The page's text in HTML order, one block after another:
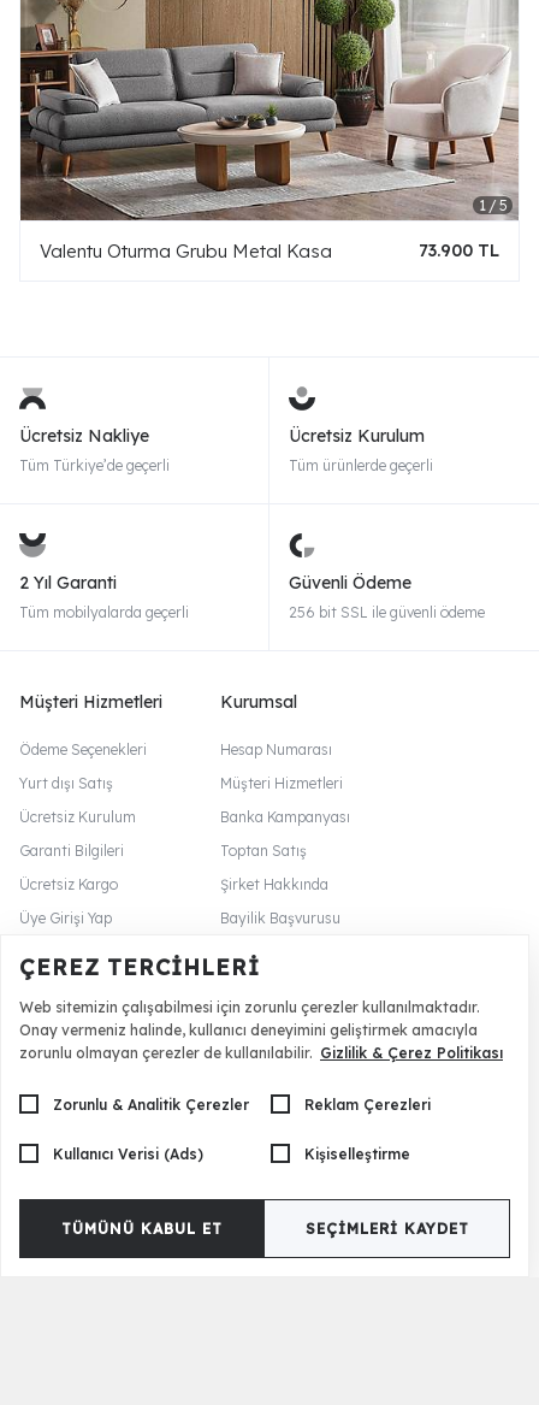
Valentu Oturma Grubu Metal Kasa 73.900 TL
Ücretsiz Nakliye
Tüm Türkiye’de geçerli
Ücretsiz Kurulum
Tüm ürünlerde geçerli
2 Yıl Garanti
Tüm mobilyalarda geçerli
Güvenli Ödeme
256 bit SSL ile güvenli ödeme
Müşteri Hizmetleri
Ödeme Seçenekleri
Yurt dışı Satış
Ücretsiz Kurulum
Garanti Bilgileri
Ücretsiz Kargo
Üye Girişi Yap
Mimari Hizmet
İade Politikası
Kurumsal
Hesap Numarası
Müşteri Hizmetleri
Banka Kampanyası
Toptan Satış
Şirket Hakkında
Bayilik Başvurusu
Yıldızlı Fırsatlar
Global Site
Blog Sayfa
İletişim
0532 565 91 73
ÇEREZ TERCIHLERI
Web sitemizin çalışabilmesi için zorunlu çerezler kullanılmaktadır.
Onay vermeniz halinde, kullanıcı deneyimini geliştirmek amacıyla
zorunlu olmayan çerezler de kullanılabilir. Gizlilik & Çerez Politikası
Zorunlu & Analitik Çerezler Reklam Çerezleri
Kullanıcı Verisi (Ads) Kişiselleştirme
TÜMÜNÜ KABUL ET SEÇIMLERI KAYDET